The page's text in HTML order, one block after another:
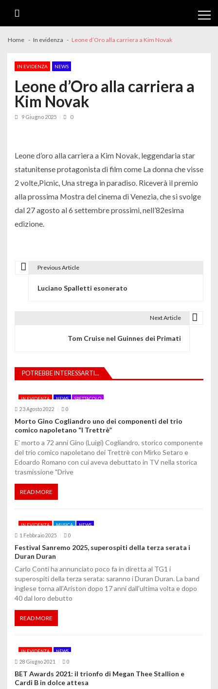
Home In evidenza Leone d’Oro alla carriera a Kim Novak
IN EVIDENZA NEWS
Leone d’Oro alla carriera a
Kim Novak
9 Giugno 2025 0
Leone d’oro alla carriera a Kim Novak, leggendaria star
statunitense protagonista di film come La donna che visse
2 volte,Picnic, Una strega in paradiso. Riceverà il premio
alla prossima Mostra del cinema di Venezia, che si svolge
dal 27 agosto al 6 settembre prossimi, nell’82esima
edizione.
a
z
o
n
e
a
r
t
c
o
l
i
Previous Article
Luciano Spalletti esonerato
Next Article
Tom Cruise nel Guinnes dei Primati
POTREBBE INTERESSARTI...
IN EVIDENZA NEWS SPETTACOLO
23 Agosto 2022 0
Morto Gino Cogliandro uno dei componenti del trio
comico napoletano “I Trettrè”
E' morto a 72 anni Gino (Luigi) Cogliandro, storico componente
del trio comico napoletano dei Trettrè con Mirko Setaro e
Edoardo Romano con cui aveva debuttato in TV nella storica
trasmissione "Drive
READ MORE
IN EVIDENZA MUSICA NEWS
1 Febbraio 2025 0
Festival Sanremo 2025, superospiti della terza serata i
Duran Duran
Carlo Conti ha annunciato poco fa in diretta al TG1 i
superospiti della terza serata: saranno i Duran Duran. La band
inglese torna all'Ariston dopo 17 anni dall'ultima volta e dopo
40 dal loro debutto
READ MORE
IN EVIDENZA NEWS
28 Giugno 2021 0
BET Awards 2021: il trionfo di Megan Thee Stallion e
Cardi B in dolce attesa